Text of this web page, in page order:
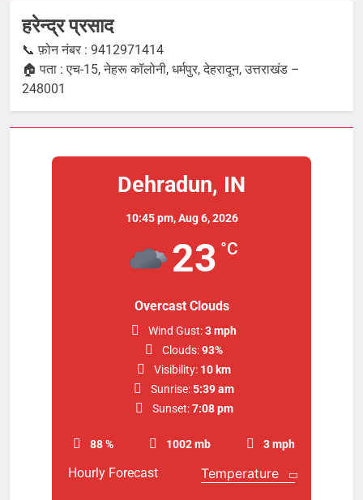
हरेन्द्र प्रसाद
📞 फ़ोन नंबर : 9412971414
🏠 पता : एच-15, नेहरू कॉलोनी, धर्मपुर, देहरादून, उत्तराखंड –
248001
Dehradun, IN
10:45 pm,Aug 6, 2026
23 °C
Overcast Clouds
88 % 1002 mb 3 mph
Wind Gust:3 mph
Clouds:93%
Visibility: 10 km
Sunrise:5:39 am
Sunset: 7:08 pm
Hourly Forecast